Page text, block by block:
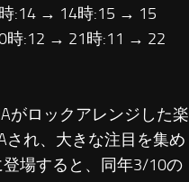
:14 → 14時:15 → 15
:12 → 21時:11 → 22
がロックアレンジした楽
され、大きな注目を集め
場すると、同年3/10の